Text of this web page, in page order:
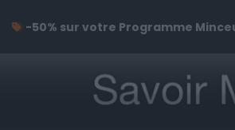
-50% sur votre Programme